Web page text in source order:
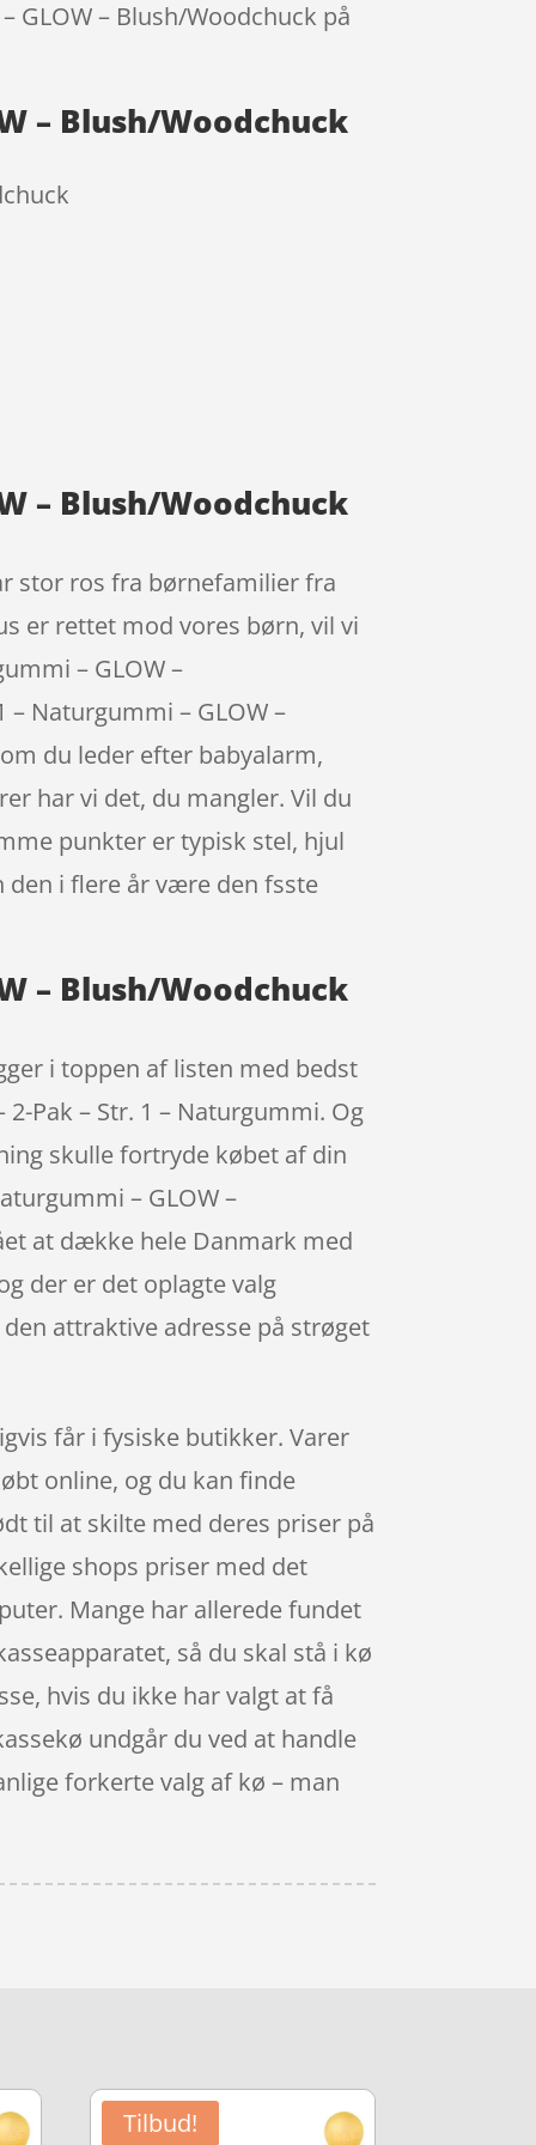
GLOW – Blush/Woodchuck på
– Blush/Woodchuck
– Blush/Woodchuck
stor ros fra børnefamilier fra
er rettet mod vores børn, vil vi
– GLOW –
– Naturgummi – GLOW –
du leder efter babyalarm,
har vi det, du mangler. Vil du
punkter er typisk stel, hjul
i flere år være den fsste
– Blush/Woodchuck
i toppen af listen med bedst
Pak – Str. 1 – Naturgummi. Og
skulle fortryde købet af din
– GLOW –
at dække hele Danmark med
der er det oplagte valg
attraktive adresse på strøget
får i fysiske butikker. Varer
online, og du kan finde
til at skilte med deres priser på
shops priser med det
Mange har allerede fundet
så du skal stå i kø
hvis du ikke har valgt at få
undgår du ved at handle
forkerte valg af kø – man
Tilbud!